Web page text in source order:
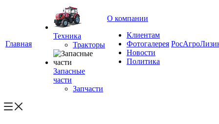
Главная
Техника
Тракторы
Запасные
части
Запчасти
О компании
Клиентам
Фотогалерея
Новости
Политика